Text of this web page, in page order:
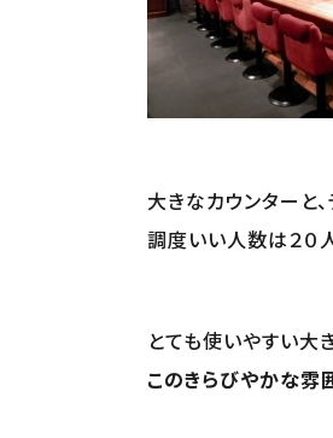
大きなカウンターと
調度いい人数は２０
とても使いやすい大
このきらびやかな雰